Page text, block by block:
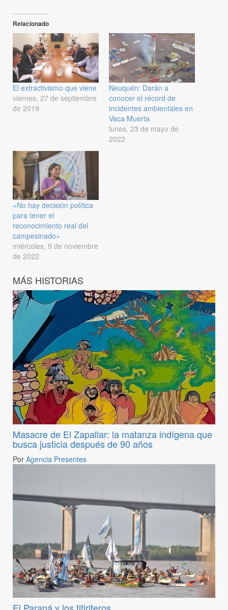
Relacionado
El extractivismo que viene
viernes, 27 de septiembre
de 2019
Neuquén: Darán a
conocer el récord de
incidentes ambientales en
Vaca Muerta
lunes, 23 de mayo de
2022
«No hay decisión política
para tener el
reconocimiento real del
campesinado»
miércoles, 9 de noviembre
de 2022
MÁS HISTORIAS
Masacre de El Zapallar: la matanza indígena que
busca justicia después de 90 años
Por Agencia Presentes